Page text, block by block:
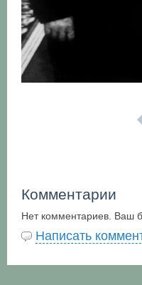
Комментарии
Нет комментариев. Ваш
Написать